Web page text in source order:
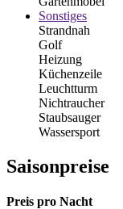
Sonstiges
Strandnah
Golf
Heizung
Küchenzeile
Leuchtturm
Nichtraucher
Staubsauger
Wassersport
Saisonpreise
Preis pro Nacht